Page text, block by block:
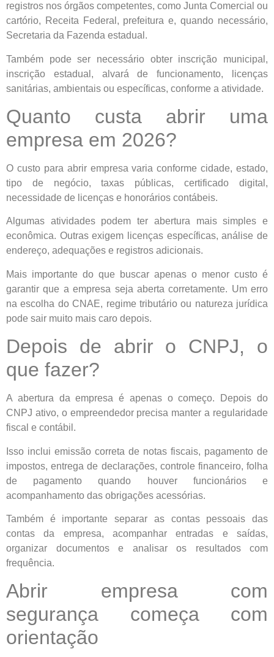
registros nos órgãos competentes, como Junta Comercial ou
cartório, Receita Federal, prefeitura e, quando necessário,
Secretaria da Fazenda estadual.
Também pode ser necessário obter inscrição municipal,
inscrição estadual, alvará de funcionamento, licenças
sanitárias, ambientais ou específicas, conforme a atividade.
Quanto custa abrir uma
empresa em 2026?
O custo para abrir empresa varia conforme cidade, estado,
tipo de negócio, taxas públicas, certificado digital,
necessidade de licenças e honorários contábeis.
Algumas atividades podem ter abertura mais simples e
econômica. Outras exigem licenças específicas, análise de
endereço, adequações e registros adicionais.
Mais importante do que buscar apenas o menor custo é
garantir que a empresa seja aberta corretamente. Um erro
na escolha do CNAE, regime tributário ou natureza jurídica
pode sair muito mais caro depois.
Depois de abrir o CNPJ, o
que fazer?
A abertura da empresa é apenas o começo. Depois do
CNPJ ativo, o empreendedor precisa manter a regularidade
fiscal e contábil.
Isso inclui emissão correta de notas fiscais, pagamento de
impostos, entrega de declarações, controle financeiro, folha
de pagamento quando houver funcionários e
acompanhamento das obrigações acessórias.
Também é importante separar as contas pessoais das
contas da empresa, acompanhar entradas e saídas,
organizar documentos e analisar os resultados com
frequência.
Abrir empresa com
segurança começa com
orientação